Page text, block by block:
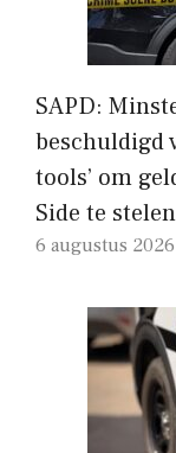
SAPD:
beschuldigd
tools’ om
Side te stelen
6 augustus 2026